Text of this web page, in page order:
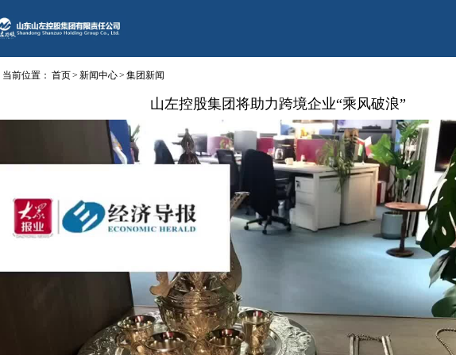
当前位置： 首页> 新闻中心> 集团新闻
山左控股集团将助力跨境企业“乘风破浪”